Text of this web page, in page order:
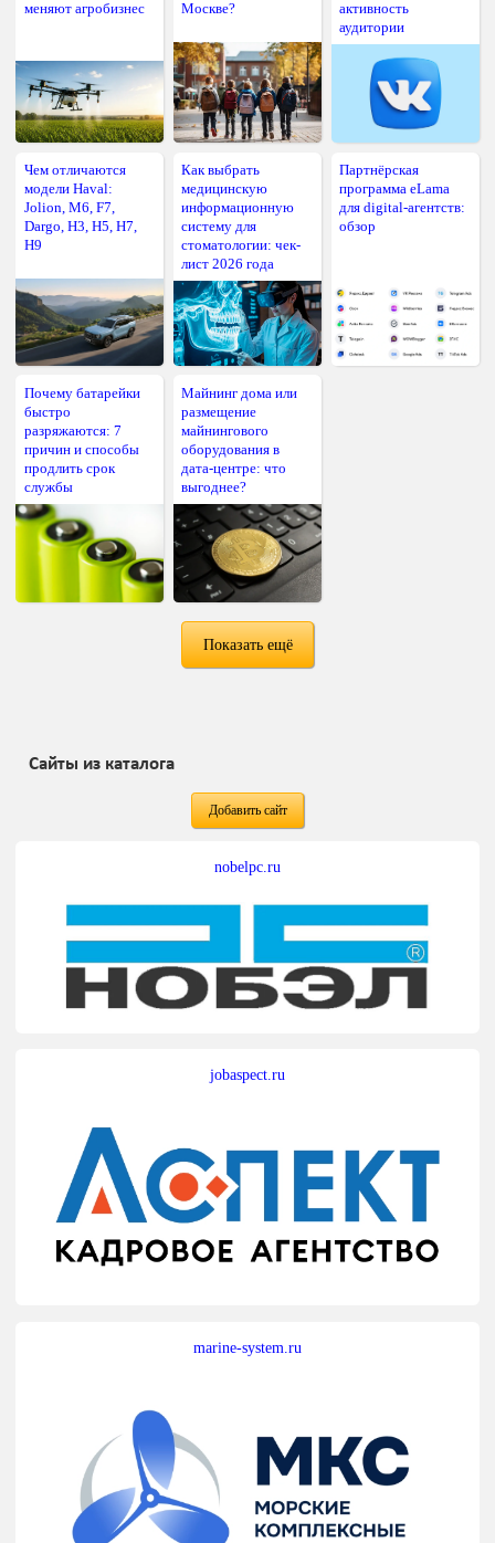
меняют агробизнес Москве?
активность
аудитории
Чем отличаются
модели Haval:
Jolion, M6, F7,
Dargo, H3, H5, H7,
H9
Как выбрать
медицинскую
информационную
систему для
стоматологии: чек-
лист 2026 года
Партнёрская
программа eLama
для digital-агентств:
обзор
Почему батарейки
быстро
разряжаются: 7
причин и способы
продлить срок
службы
Майнинг дома или
размещение
майнингового
оборудования в
дата-центре: что
выгоднее?
Показать ещё
Сайты из каталога
Добавить сайт
nobelpc.ru
jobaspect.ru
marine-system.ru